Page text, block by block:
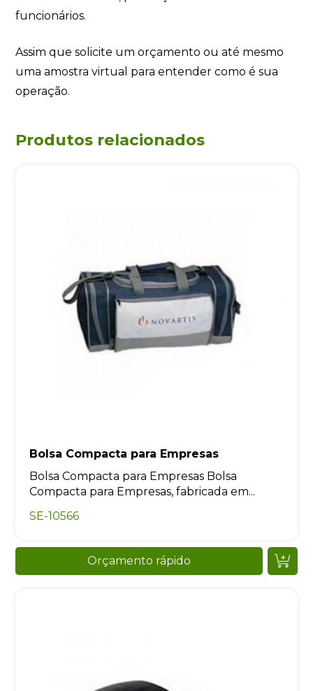
funcionários.
Assim que solicite um orçamento ou até mesmo
uma amostra virtual para entender como é sua
operação.
Produtos relacionados
Bolsa Compacta para Empresas
Bolsa Compacta para Empresas Bolsa
Compacta para Empresas, fabricada em...
SE-10566
Orçamento rápido